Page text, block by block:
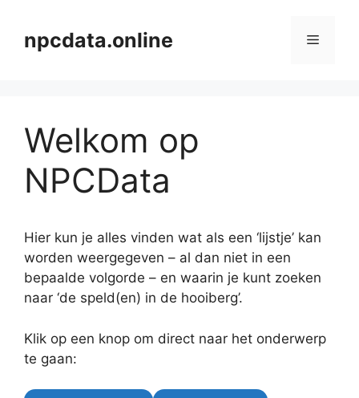
npcdata.online Menu
Welkom op
NPCData
Hier kun je alles vinden wat als een ‘lijstje’ kan
worden weergegeven – al dan niet in een
bepaalde volgorde – en waarin je kunt zoeken
naar ‘de speld(en) in de hooiberg’.
Klik op een knop om direct naar het onderwerp
te gaan: